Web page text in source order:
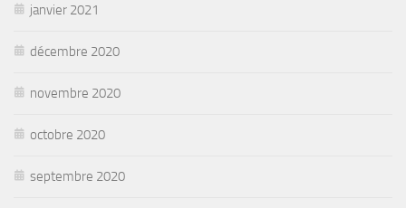
janvier 2021
décembre 2020
novembre 2020
octobre 2020
septembre 2020